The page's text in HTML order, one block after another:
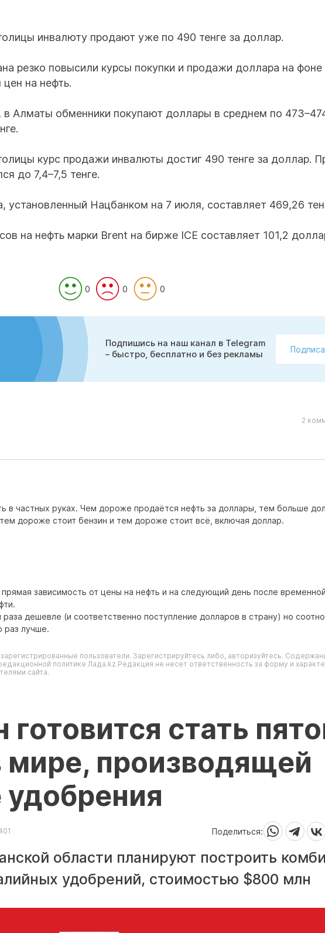
инвалюту продают уже по 490 тенге за доллар.
резко повысили курсы покупки и продажи доллара на фоне
на нефть.
Алматы обменники покупают доллары в среднем по
курс продажи инвалюты достиг 490 тенге за доллар.
до 7,4–7,5 тенге.
установленный Нацбанком на 7 июля, составляет 469,26
на нефть марки Brent на бирже ICE составляет 101,2
0 0 0
Подпишись на наш канал в Telegram
– быстро, бесплатно и без рекламы
2
в частных руках. Чем дороже продаётся нефть за доллары, тем больше
тем дороже стоит бензин и тем дороже стоит всё, включая доллар.
зависимость от цены на нефть и на следующий день после временной
дешевле (и соответственно поступление долларов в страну) но
раз лучше.
пользователи. Зарегистрируйтесь либо, авторизуйтесь.
политике Лада.kz.Редакция не несет ответственность за форму и
сайта.
готовится стать
мире, производящей
Поделиться:
области планируют построить
удобрений, стоимостью $800 млн